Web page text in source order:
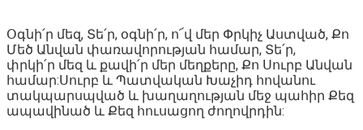
Օգնի՛ր մեզ, Տե՛ր, օգնի՛ր, ո՜վ մեր Փրկիչ Աստված, Քո
Մեծ Անվան փառավորության համար, Տե՛ր,
փրկի՛ր մեզ և քավի՛ր մեր մեղքերը, Քո Սուրբ Անվան
համար:Սուրբ և Պատվական Խաչիդ հովանու
տակպարսպված և խաղաղության մեջ պահիր Քեզ
ապավինած և Քեզ հուսացող ժողովրդին: